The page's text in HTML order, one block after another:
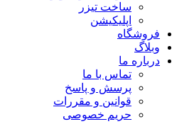
ساخت تیزر
اپلیکیشن
فروشگاه
وبلاگ
درباره ما
تماس با ما
پرسش و پاسخ
قوانین و مقررات
حریم خصوصی